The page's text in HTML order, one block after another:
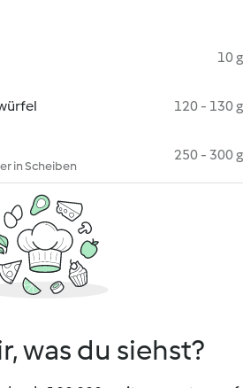
10 g
120 - 130 g
in Scheiben
250 - 300 g
was du siehst?